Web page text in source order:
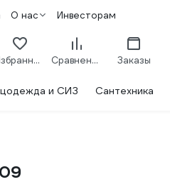
О нас Инвесторам
Избранное Сравнение Заказы
и СИЗ Сантехника